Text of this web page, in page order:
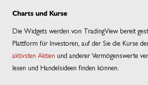
Charts und Kurse
Die Widgets werden von TradingView bereit
Plattform für Investoren, auf der Sie die Kurse
aktivsten Aktien und anderer Vermögenswerte
lesen und Handelsideen finden können.